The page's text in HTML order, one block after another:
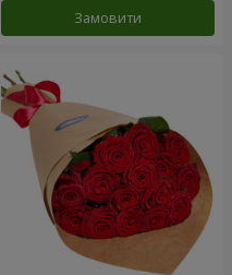
Замовити